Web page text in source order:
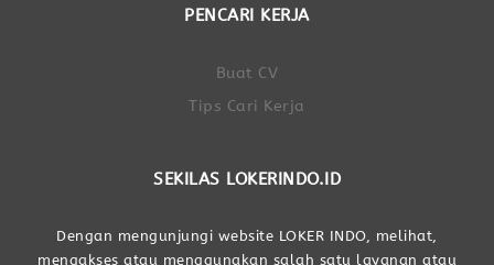
PENCARI KERJA
Buat CV
Tips Cari Kerja
SEKILAS LOKERINDO.ID
Dengan mengunjungi website LOKER INDO, melihat,
mengakses atau menggunakan salah satu layanan atau